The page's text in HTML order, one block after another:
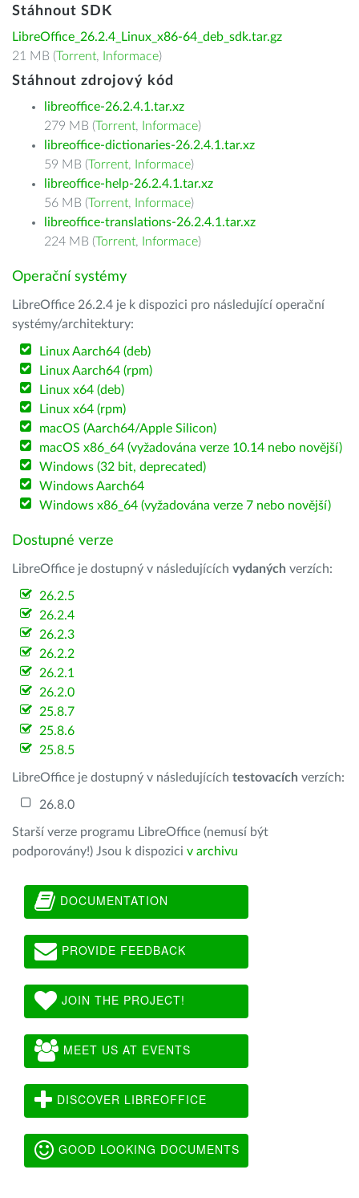
Stáhnout SDK
LibreOffice_26.2.4_Linux_x86-64_deb_sdk.tar.gz
21 MB (Torrent, Informace)
Stáhnout zdrojový kód
libreoffice-26.2.4.1.tar.xz
279 MB (Torrent, Informace)
libreoffice-dictionaries-26.2.4.1.tar.xz
59 MB (Torrent, Informace)
libreoffice-help-26.2.4.1.tar.xz
56 MB (Torrent, Informace)
libreoffice-translations-26.2.4.1.tar.xz
224 MB (Torrent, Informace)
Operační systémy
LibreOffice 26.2.4 je k dispozici pro následující operační
systémy/architektury:
Linux Aarch64 (deb)
Linux Aarch64 (rpm)
Linux x64 (deb)
Linux x64 (rpm)
macOS (Aarch64/Apple Silicon)
macOS x86_64 (vyžadována verze 10.14 nebo novější)
Windows (32 bit, deprecated)
Windows Aarch64
Windows x86_64 (vyžadována verze 7 nebo novější)
Dostupné verze
LibreOffice je dostupný v následujících vydaných verzích:
26.2.5
26.2.4
26.2.3
26.2.2
26.2.1
26.2.0
25.8.7
25.8.6
25.8.5
LibreOffice je dostupný v následujících testovacích verzích:
26.8.0
Starší verze programu LibreOffice (nemusí být
podporovány!) Jsou k dispozici v archivu
DOCUMENTATION
PROVIDE FEEDBACK
JOIN THE PROJECT!
MEET US AT EVENTS
DISCOVER LIBREOFFICE
GOOD LOOKING DOCUMENTS